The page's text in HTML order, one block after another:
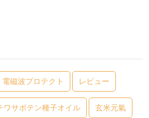
電磁波プロテクト レビュー
ワサボテン種子オイル 玄米元氣